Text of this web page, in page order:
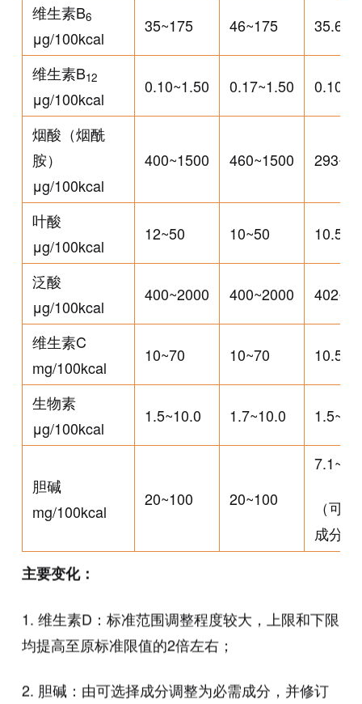
维生素B6
μg/100kcal
35~175 46~175
维生素B12
μg/100kcal
0.10~1.50 0.17~1.50
烟酸（烟酰
胺）
μg/100kcal
400~1500 460~1500
叶酸
μg/100kcal
12~50 10~50
泛酸
μg/100kcal
400~2000 400~2000
维生素C
mg/100kcal
10~70 10~70
生物素
μg/100kcal
1.5~10.0 1.7~10.0
胆碱
mg/100kcal
20~100 20~100
（可
成分）
主要变化：
1. 维生素D：标准范围调整程度较大，上限和下限
均提高至原标准限值的2倍左右；
2. 胆碱：由可选择成分调整为必需成分，并修订